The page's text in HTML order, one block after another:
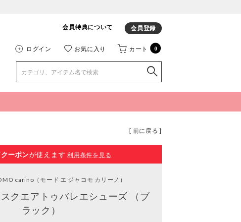
会員特典について 会員登録
ログイン お気に入り カート 0
[ 前に戻る ]
クーポンが使えます 利用条件を見る
carino （モード エ ジャコモ カリーノ）
スクエアトゥバレエシューズ （ブ
ラック）